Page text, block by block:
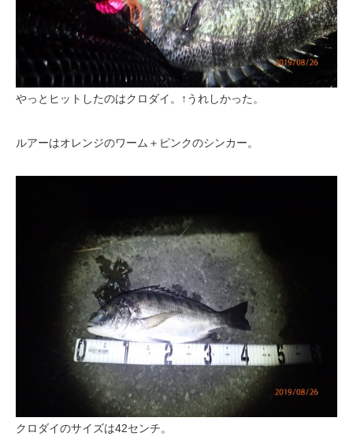
やっとヒットしたのはクロダイ。↑うれしかった。
ルアーはオレンジのワーム＋ピンクのシンカー。
クロダイのサイズは42センチ。